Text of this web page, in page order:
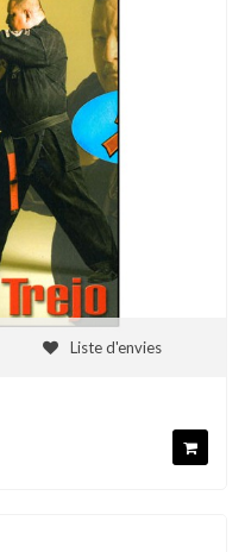
Liste d'envies